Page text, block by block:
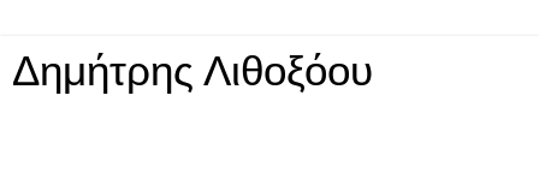
Δημήτρης Λιθοξόου